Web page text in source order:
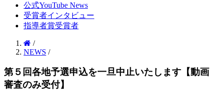
公式YouTube News
受賞者インタビュー
指導者賞受賞者
/
NEWS /
第５回各地予選申込を一旦中止いたします【動画
審査のみ受付】